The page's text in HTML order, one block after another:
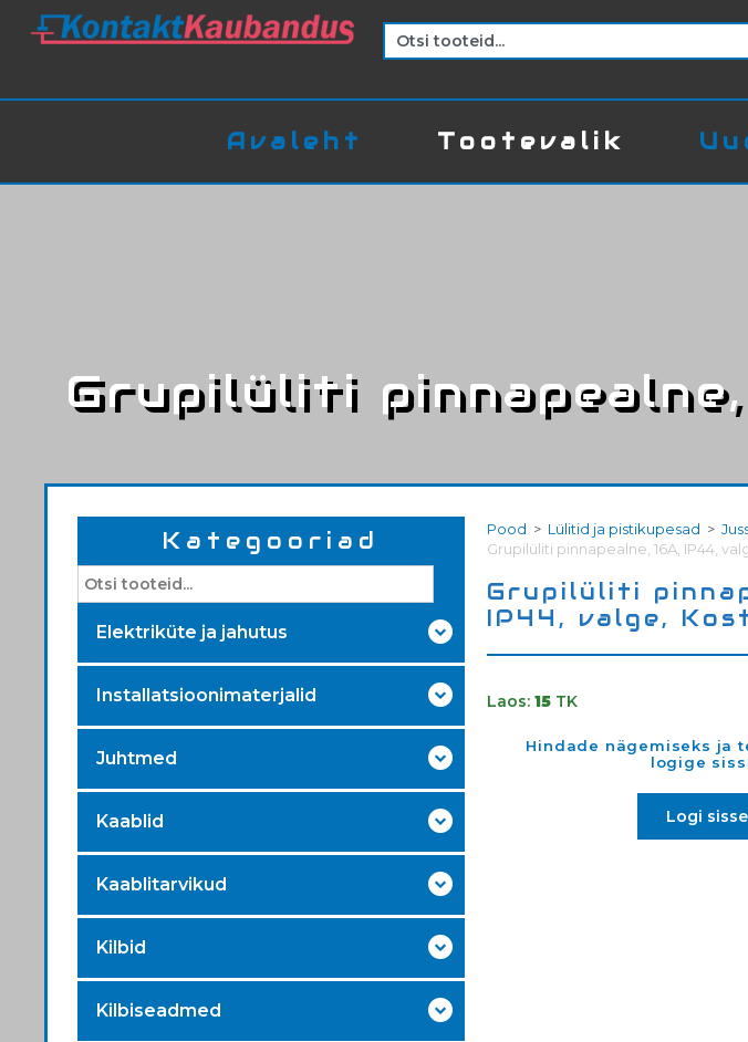
Avaleht Tootevalik
Grupilüliti
Kategooriad
Elektriküte ja jahutus
Installatsioonimaterjalid
Juhtmed
Kaablid
Kaablitarvikud
Kilbid
Kilbiseadmed
Pood > Lülitid ja pistikupesad >
Grupilüliti pinnapealne, 16A, IP44,
Grupilüliti
IP44, valge,
Laos:15 TK
Hindade nägemiseks ja
logige
Logi sisse